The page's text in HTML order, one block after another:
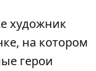
художник
на котором
герои